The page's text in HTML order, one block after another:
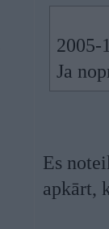
2005-
Ja
Es
apkārt,